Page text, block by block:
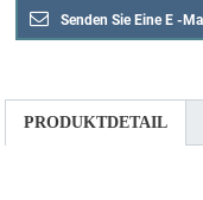
Senden Sie Eine E -
PRODUKTDETAIL